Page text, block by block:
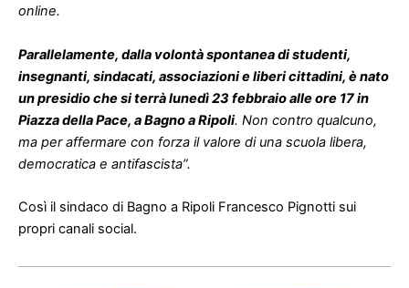
online.
Parallelamente, dalla volontà spontanea di studenti,
insegnanti, sindacati, associazioni e liberi cittadini, è nato
un presidio che si terrà lunedì 23 febbraio alle ore 17 in
Piazza della Pace, a Bagno a Ripoli. Non contro qualcuno,
ma per affermare con forza il valore di una scuola libera,
democratica e antifascista”.
Così il sindaco di Bagno a Ripoli Francesco Pignotti sui
propri canali social.